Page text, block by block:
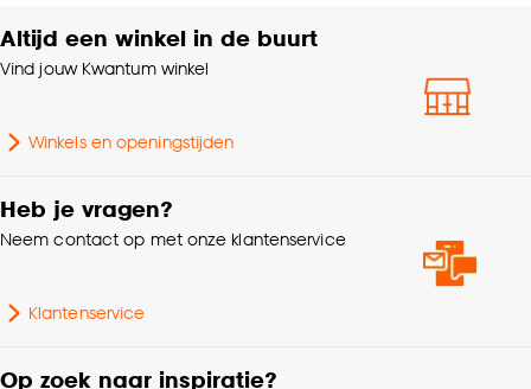
klikken.
Goed om te weten is dat je deze keuze altijd nog
cookieverklaring.
Brandvertragend Ja
Altijd een winkel in de buurt
Vind jouw Kwantum winkel
Winkels en openingstijden
Heb je vragen?
Neem contact op met onze klantenservice
Klantenservice
Op zoek naar inspiratie?